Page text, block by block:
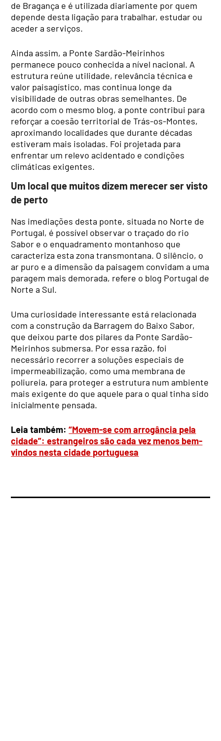
de Bragança e é utilizada diariamente por quem
depende desta ligação para trabalhar, estudar ou
aceder a serviços.
Ainda assim, a Ponte Sardão-Meirinhos
permanece pouco conhecida a nível nacional. A
estrutura reúne utilidade, relevância técnica e
valor paisagístico, mas continua longe da
visibilidade de outras obras semelhantes. De
acordo com o mesmo blog, a ponte contribui para
reforçar a coesão territorial de Trás-os-Montes,
aproximando localidades que durante décadas
estiveram mais isoladas. Foi projetada para
enfrentar um relevo acidentado e condições
climáticas exigentes.
Um local que muitos dizem merecer ser visto
de perto
Nas imediações desta ponte, situada no Norte de
Portugal, é possível observar o traçado do rio
Sabor e o enquadramento montanhoso que
caracteriza esta zona transmontana. O silêncio, o
ar puro e a dimensão da paisagem convidam a uma
paragem mais demorada, refere o blog Portugal de
Norte a Sul.
Uma curiosidade interessante está relacionada
com a construção da Barragem do Baixo Sabor,
que deixou parte dos pilares da Ponte Sardão-
Meirinhos submersa. Por essa razão, foi
necessário recorrer a soluções especiais de
impermeabilização, como uma membrana de
poliureia, para proteger a estrutura num ambiente
mais exigente do que aquele para o qual tinha sido
inicialmente pensada.
Leia também:“Movem-se com arrogância pela
cidade”: estrangeiros são cada vez menos bem-
vindos nesta cidade portuguesa